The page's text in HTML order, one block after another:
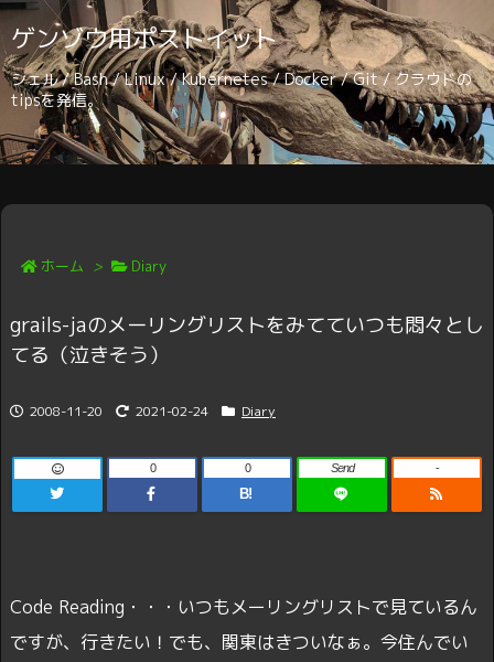
ゲンゾウ用ポストイット
シェル / Bash / Linux / Kubernetes / Docker / Git / クラウドの
tipsを発信。
ホーム > Diary
grails-jaのメーリングリストをみてていつも悶々とし
てる（泣きそう）
2008-11-20 2021-02-24 Diary
0
B!
0 Send -
Code Reading・・・いつもメーリングリストで見ているん
ですが、行きたい！でも、関東はきついなぁ。今住んでい